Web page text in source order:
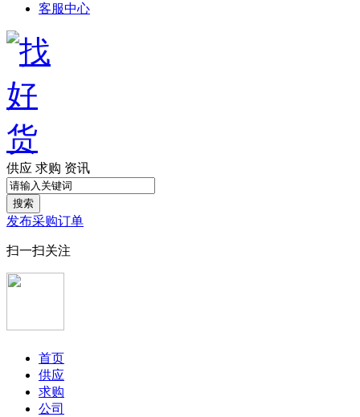
客服中心
供应 求购 资讯
搜索
发布采购订单
扫一扫关注
首页
供应
求购
公司